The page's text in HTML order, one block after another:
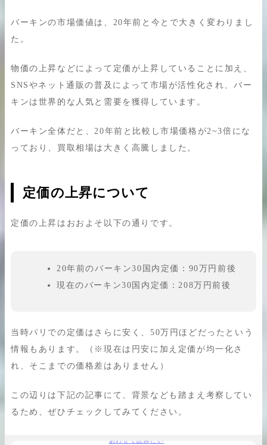
バーキンの市場価値は、20年前と今とで大きく変わりまし
た。
物価の上昇などによって定価が上昇していることに加え、
SNSやネット通販の普及によって市場が活性化され、バー
キンは世界的な人気と需要を獲得しています。
バーキン全体だと、20年前と比較し市場価格が2~3倍にな
っており、買取相場は大きく高騰しました。
定価の上昇について
定価の上昇はおおよそ以下の通りです。
20年前のバーキン30国内定価：90万円前後
現在のバーキン30国内定価：208万円前後
当時パリでの定価はさらに安く、50万円ほどだったという
情報もあります。（※現在は円安に加え定価が均一化さ
れ、そこまでの価格差はありません）
この辺りは下記の記事にて、背景なども踏まえ考察してい
るため、ぜひチェックしてみてください。
あわせて読みたい